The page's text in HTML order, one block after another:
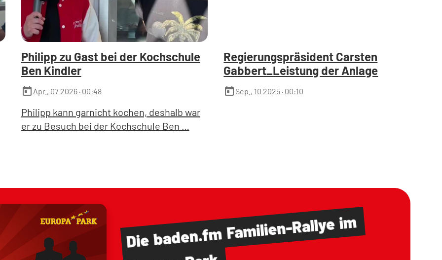
Philipp zu Gast bei der Kochschule
Ben Kindler
today Apr., 07 2026· 00:48
Philipp kann garnicht kochen, deshalb war
er zu Besuch bei der Kochschule Ben …
Regierungspräsident Carsten
Gabbert_Leistung der Anlage
today Sep., 10 2025 · 00:10
Die baden.fmFamilien-Rallyeim